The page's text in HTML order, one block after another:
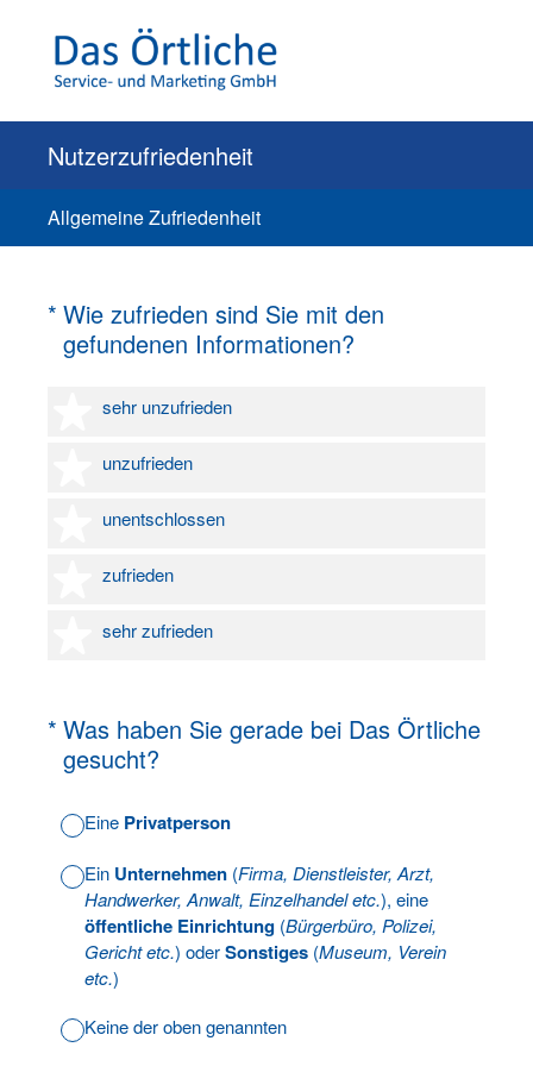
Nutzerzufriedenheit
Allgemeine Zufriedenheit
* Wie zufrieden sind Sie mit den
gefundenen Informationen?
(Erforderlich.)
sehr unzufrieden
1 Stern
unzufrieden
2 Sterne
unentschlossen
3 Sterne
zufrieden
4 Sterne
sehr zufrieden
5 Sterne
* Was haben Sie gerade bei Das Örtliche
gesucht?
(Erforderlich.)
Eine Privatperson
Ein Unternehmen (Firma, Dienstleister, Arzt,
Handwerker, Anwalt, Einzelhandel etc.), eine
öffentliche Einrichtung (Bürgerbüro, Polizei,
Gericht etc.) oderSonstiges (Museum, Verein
etc.)
Keine der oben genannten